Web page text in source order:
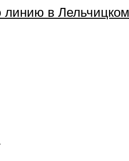
в Лельчицком